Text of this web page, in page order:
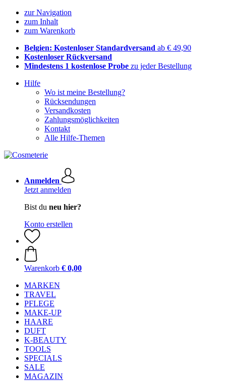
zur Navigation
zum Inhalt
zum Warenkorb
Belgien: Kostenloser Standardversand ab € 49,90
Kostenloser Rückversand
Mindestens 1 kostenlose Probe zu jeder Bestellung
Hilfe
Wo ist meine Bestellung?
Rücksendungen
Versandkosten
Zahlungsmöglichkeiten
Kontakt
Alle Hilfe-Themen
Anmelden
Jetzt anmelden
Bist du neu hier?
Konto erstellen
Warenkorb € 0,00
MARKEN
TRAVEL
PFLEGE
MAKE-UP
HAARE
DUFT
K-BEAUTY
TOOLS
SPECIALS
SALE
MAGAZIN